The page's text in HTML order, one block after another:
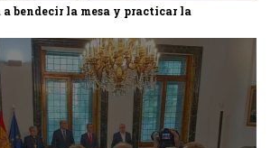
bendecir la mesa y practicar la